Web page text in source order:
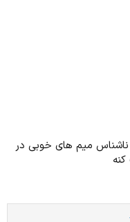
ناشناس میم های خوبی در